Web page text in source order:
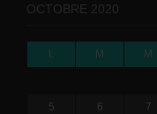
OCTOBRE 2020
L M M
5 6 7